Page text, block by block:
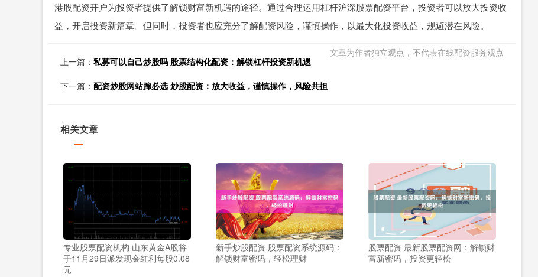
港股配资开户为投资者提供了解锁财富新机遇的途径。通过合理运用杠杆沪深股票配资平台，投资者可以放大投资收
益，开启投资新篇章。但同时，投资者也应充分了解配资风险，谨慎操作，以最大化投资收益，规避潜在风险。
文章为作者独立观点，不代表在线配资服务观点
上一篇： 私募可以自己炒股吗 股票结构化配资：解锁杠杆投资新机遇
下一篇： 配资炒股网站蹿必选 炒股配资：放大收益，谨慎操作，风险共担
相关文章
专业股票配资机构 山东黄金A股将
于11月29日派发现金红利每股0.08
元
新手炒股配资 股票配资系统源码：
解锁财富密码，轻松理财
股票配资 最新股票配资网：解锁财
富新密码，投资更轻松